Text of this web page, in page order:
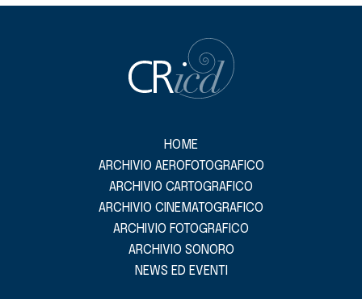
HOME
ARCHIVIO AEROFOTOGRAFICO
ARCHIVIO CARTOGRAFICO
ARCHIVIO CINEMATOGRAFICO
ARCHIVIO FOTOGRAFICO
ARCHIVIO SONORO
NEWS ED EVENTI